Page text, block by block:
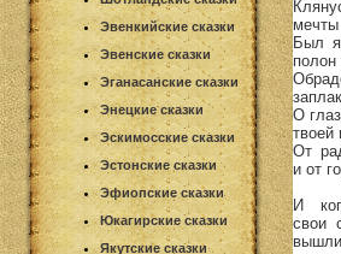
Эвенкийские сказки
Эвенские сказки
Эганасанские сказки
Энецкие сказки
Эскимосские сказки
Эстонские сказки
Эфиопские сказки
Юкагирские сказки
Якутские сказки
Был я
полон
О
твоей
От
и от
И
свои